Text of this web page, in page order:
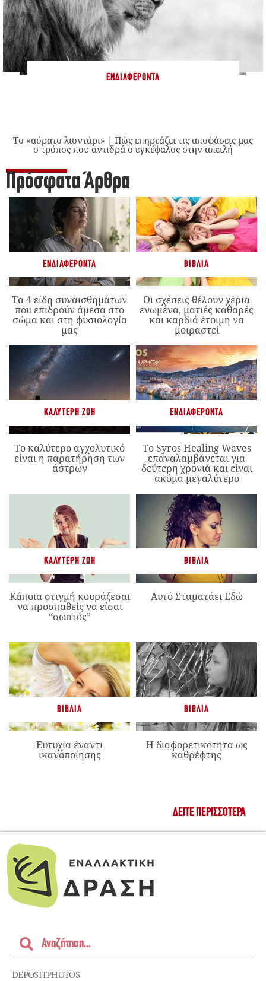
ΕΝΔΙΑΦΈΡΟΝΤΑ
Το «αόρατο λιοντάρι» | Πώς επηρεάζει τις αποφάσεις μας
ο τρόπος που αντιδρά ο εγκέφαλος στην απειλή
Πρόσφατα Άρθρα
ΕΝΔΙΑΦΈΡΟΝΤΑ
Τα 4 είδη συναισθημάτων
που επιδρούν άμεσα στο
σώμα και στη φυσιολογία
μας
ΒΙΒΛΊΑ
Οι σχέσεις θέλουν χέρια
ενωμένα, ματιές καθαρές
και καρδιά έτοιμη να
μοιραστεί
ΚΑΛΎΤΕΡΗ ΖΩΉ
Το καλύτερο αγχολυτικό
είναι η παρατήρηση των
άστρων
ΕΝΔΙΑΦΈΡΟΝΤΑ
Το Syros Healing Waves
επαναλαμβάνεται για
δεύτερη χρονιά και είναι
ακόμα μεγαλύτερο
ΚΑΛΎΤΕΡΗ ΖΩΉ
Κάποια στιγμή κουράζεσαι
να προσπαθείς να είσαι
“σωστός”
ΒΙΒΛΊΑ
Αυτό Σταματάει Εδώ
ΒΙΒΛΊΑ
Ευτυχία έναντι
ικανοποίησης
ΒΙΒΛΊΑ
Η διαφορετικότητα ως
καθρέφτης
ΔΕΊΤΕ ΠΕΡΙΣΣΌΤΕΡΑ
DEPOSITPHOTOS